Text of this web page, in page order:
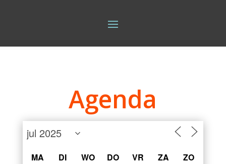
Agenda
MA DI WO DO VR ZA
ZO